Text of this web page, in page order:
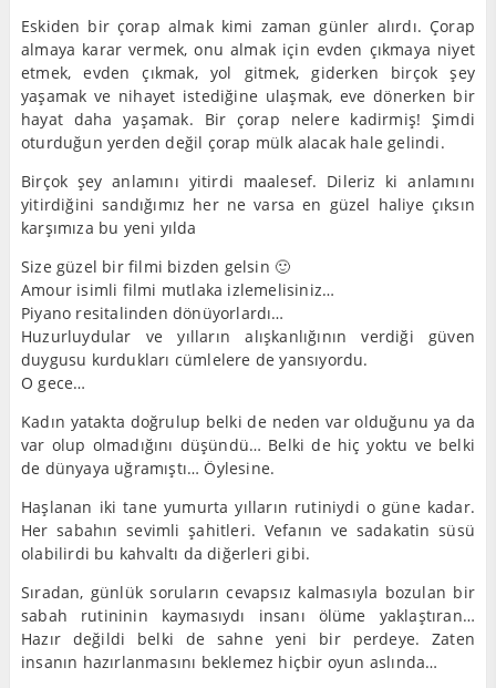
Eskiden bir çorap almak kimi zaman günler alırdı. Çorap
almaya karar vermek, onu almak için evden çıkmaya niyet
etmek, evden çıkmak, yol gitmek, giderken birçok şey
yaşamak ve nihayet istediğine ulaşmak, eve dönerken bir
hayat daha yaşamak. Bir çorap nelere kadirmiş! Şimdi
oturduğun yerden değil çorap mülk alacak hale gelindi.
Birçok şey anlamını yitirdi maalesef. Dileriz ki anlamını
yitirdiğini sandığımız her ne varsa en güzel haliye çıksın
karşımıza bu yeni yılda
Size güzel bir filmi bizden gelsin 🙂
Amour isimli filmi mutlaka izlemelisiniz…
Piyano resitalinden dönüyorlardı…
Huzurluydular ve yılların alışkanlığının verdiği güven
duygusu kurdukları cümlelere de yansıyordu.
O gece…
Kadın yatakta doğrulup belki de neden var olduğunu ya da
var olup olmadığını düşündü… Belki de hiç yoktu ve belki
de dünyaya uğramıştı… Öylesine.
Haşlanan iki tane yumurta yılların rutiniydi o güne kadar.
Her sabahın sevimli şahitleri. Vefanın ve sadakatin süsü
olabilirdi bu kahvaltı da diğerleri gibi.
Sıradan, günlük soruların cevapsız kalmasıyla bozulan bir
sabah rutininin kaymasıydı insanı ölüme yaklaştıran…
Hazır değildi belki de sahne yeni bir perdeye. Zaten
insanın hazırlanmasını beklemez hiçbir oyun aslında…